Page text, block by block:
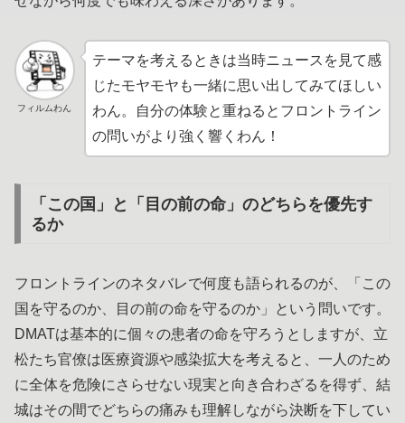
フィルムわん
テーマを考えるときは当時ニュースを見て感
じたモヤモヤも一緒に思い出してみてほしい
わん。自分の体験と重ねるとフロントライン
の問いがより強く響くわん！
「この国」と「目の前の命」のどちらを優先す
るか
フロントラインのネタバレで何度も語られるのが、「この
国を守るのか、目の前の命を守るのか」という問いです。
DMATは基本的に個々の患者の命を守ろうとしますが、立
松たち官僚は医療資源や感染拡大を考えると、一人のため
に全体を危険にさらせない現実と向き合わざるを得ず、結
城はその間でどちらの痛みも理解しながら決断を下してい